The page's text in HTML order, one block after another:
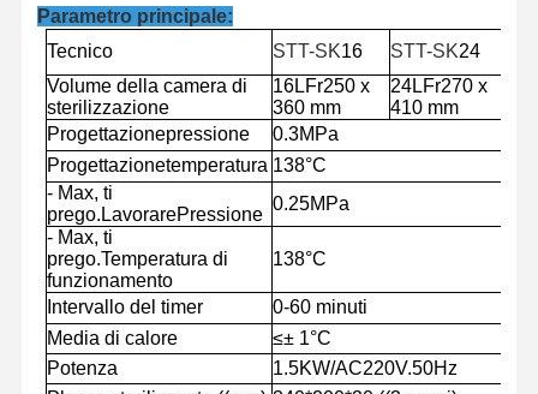
Parametro principale:
Tecnico
STT-SK16 STT-SK24
Volume della camera di
sterilizzazione
16LFr250 x
360 mm
24LFr270 x
410 mm
Progettazionepressione 0.3MPa
Progettazionetemperatura 138°C
- Max, ti
prego. LavorarePressione
0.25MPa
- Max, ti
prego.Temperatura di
funzionamento
138°C
Intervallo del timer
0-60 minuti
Media di calore
≤± 1°C
Potenza
1.5KW/AC220V.50Hz